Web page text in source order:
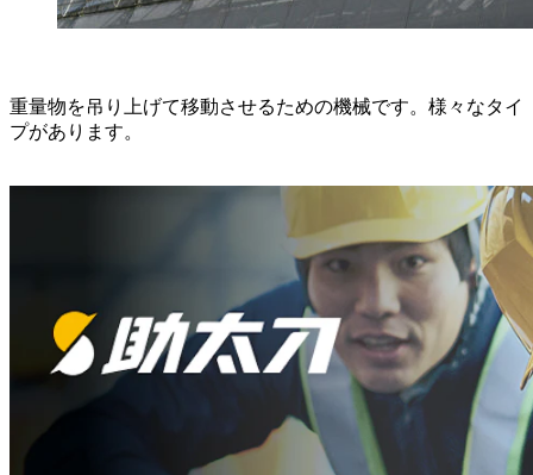
重量物を吊り上げて移動させるための機械です。様々なタイ
プがあります。